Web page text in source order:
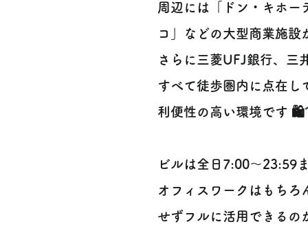
周辺には「ドン・キホー
コ」などの大型商業施設
さらに三菱UFJ銀行、三
すべて徒歩圏内に点在し
利便性の高い環境です
ビルは全日7:00〜23:59
オフィスワークはもちろ
せずフルに活用できるの